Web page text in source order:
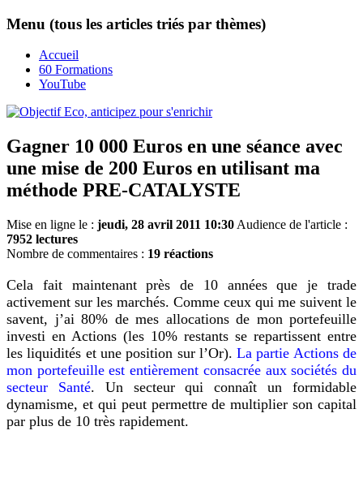
Menu (tous les articles triés par thèmes)
Accueil
60 Formations
YouTube
Gagner 10 000 Euros en une séance avec
une mise de 200 Euros en utilisant ma
méthode PRE-CATALYSTE
Mise en ligne le : jeudi, 28 avril 2011 10:30 Audience de l'article :
7952 lectures
Nombre de commentaires : 19 réactions
Cela fait maintenant près de 10 années que je trade
activement sur les marchés. Comme ceux qui me suivent le
savent, j’ai 80% de mes allocations de mon portefeuille
investi en Actions (les 10% restants se repartissent entre
les liquidités et une position sur l’Or).La partie Actions de
mon portefeuille est entièrement consacrée aux sociétés du
secteur Santé. Un secteur qui connaît un formidable
dynamisme, et qui peut permettre de multiplier son capital
par plus de 10 très rapidement.